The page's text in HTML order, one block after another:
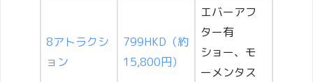
8アトラクシ
ョン
799HKD（約
15,800円）
エバーアフ
ター有
ショー、モ
ーメンタス